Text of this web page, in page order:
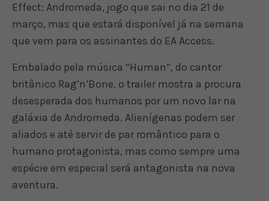
Effect: Andromeda, jogo que sai no dia 21 de
março, mas que estará disponível já na semana
que vem para os assinantes do EA Access.
Embalado pela música “Human”, do cantor
britânico Rag’n’Bone, o trailer mostra a procura
desesperada dos humanos por um novo lar na
galáxia de Andromeda. Alienígenas podem ser
aliados e até servir de par romântico para o
humano protagonista, mas como sempre uma
espécie em especial será antagonista na nova
aventura.